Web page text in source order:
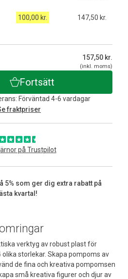
verktyg av robust plast för
storlekar. Skapa pompoms av
de fina och kreativa pompomsen
små kreativa figurer och djur av
100,00 kr. 147,50 kr.
157,50 kr.
(inkl. moms)
Fortsätt
Förväntad 4-6 vardagar
fraktpriser
på Trustpilot
5% som ger dig extra rabatt på
kvartal!